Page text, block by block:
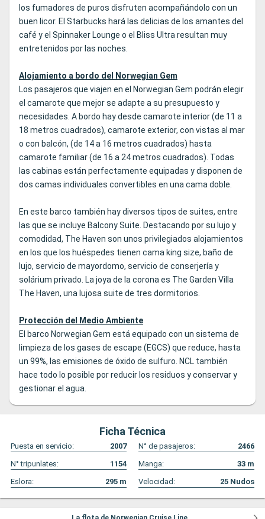
los fumadores de puros disfruten acompañándolo con un
buen licor. El Starbucks hará las delicias de los amantes del
café y el Spinnaker Lounge o el Bliss Ultra resultan muy
entretenidos por las noches.
Alojamiento a bordo del Norwegian Gem
Los pasajeros que viajen en el Norwegian Gem podrán elegir
el camarote que mejor se adapte a su presupuesto y
necesidades. A bordo hay desde camarote interior (de 11 a
18 metros cuadrados), camarote exterior, con vistas al mar
o con balcón, (de 14 a 16 metros cuadrados) hasta
camarote familiar (de 16 a 24 metros cuadrados). Todas
las cabinas están perfectamente equipadas y disponen de
dos camas individuales convertibles en una cama doble.
En este barco también hay diversos tipos de suites, entre
las que se incluye Balcony Suite. Destacando por su lujo y
comodidad, The Haven son unos privilegiados alojamientos
en los que los huéspedes tienen cama king size, baño de
lujo, servicio de mayordomo, servicio de conserjería y
solárium privado. La joya de la corona es The Garden Villa
The Haven, una lujosa suite de tres dormitorios.
Protección del Medio Ambiente
El barco Norwegian Gem está equipado con un sistema de
limpieza de los gases de escape (EGCS) que reduce, hasta
un 99%, las emisiones de óxido de sulfuro. NCL también
hace todo lo posible por reducir los residuos y conservar y
gestionar el agua.
Ficha Técnica
Puesta en servicio: 2007 N° de pasajeros:
2466
N° tripunlates:
1154 Manga: 33 m
Eslora:
295 m Velocidad: 25 Nudos